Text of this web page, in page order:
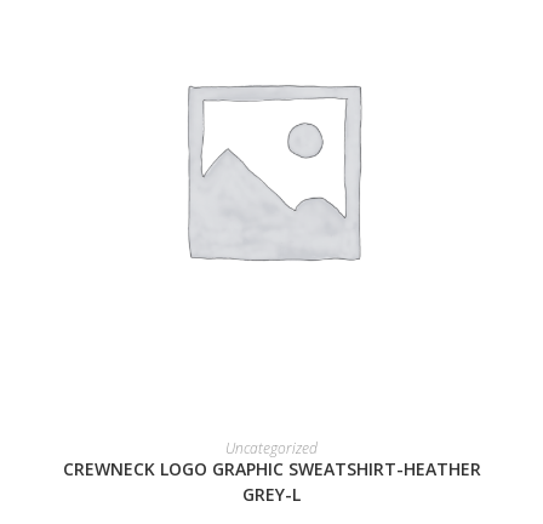
READ MORE
Uncategorized
CREWNECK LOGO GRAPHIC SWEATSHIRT-HEATHER
GREY-L